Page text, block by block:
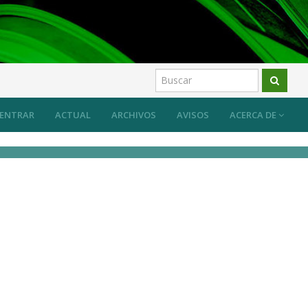
ACTUAL ARCHIVOS AVISOS ACERCA DE
ENTRAR
ecológica Artículos